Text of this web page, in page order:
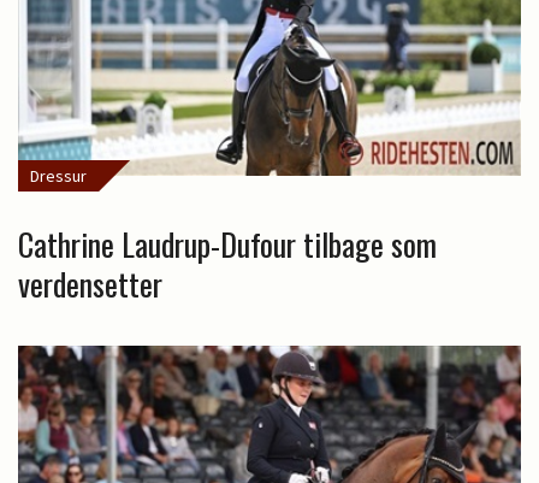
Dressur
Cathrine Laudrup-Dufour tilbage som
verdensetter